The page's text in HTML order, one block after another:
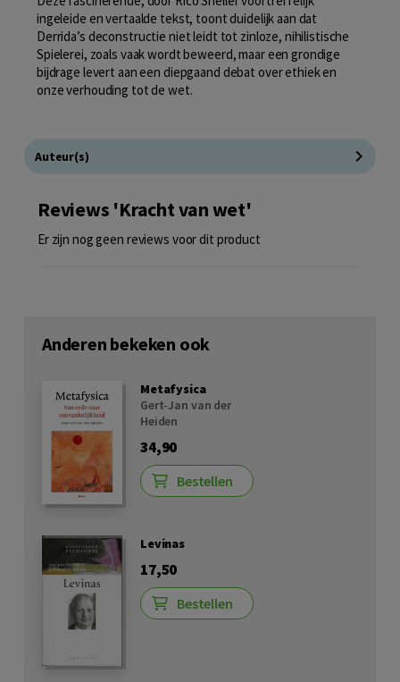
ingeleide en vertaalde tekst, toont duidelijk aan dat
Derrida’s deconstructie niet leidt tot zinloze, nihilistische
Spielerei, zoals vaak wordt beweerd, maar een grondige
bijdrage levert aan een diepgaand debat over ethiek en
onze verhouding tot de wet.
Auteur(s)
Reviews 'Kracht van wet'
Er zijn nog geen reviews voor dit product
Anderen bekeken ook
Metafysica
Gert-Jan van der
Heiden
34,90
Bestellen
Levinas
17,50
Bestellen